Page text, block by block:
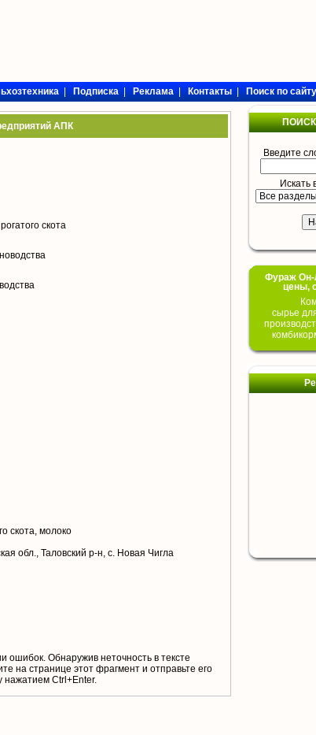
|Подписка|Реклама|Контакты|Поиск по сайту
АПК
скота
скота, молоко
обл., Таловский р-н, с. Новая Чигла
ошибок. Обнаружив неточность в тексте
на странице этот фрагмент и отправьте его
нажатием Ctrl+Enter.
Введите
Искать
Фураж Он-
цены,
сырье